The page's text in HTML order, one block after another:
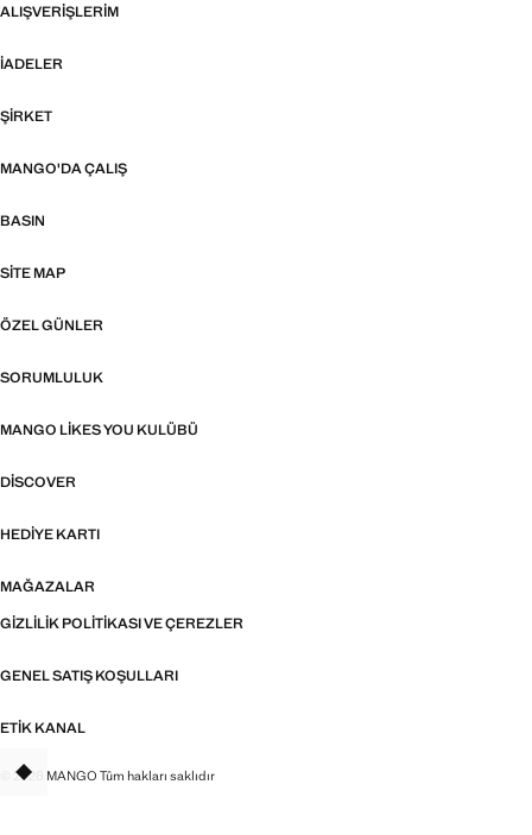
ALIŞVERIŞLERIM
İADELER
ŞIRKET
MANGO'DA ÇALIŞ
BASIN
SITE MAP
ÖZEL GÜNLER
SORUMLULUK
MANGO LIKES YOU KULÜBÜ
DISCOVER
HEDIYE KARTI
MAĞAZALAR
GIZLILIK POLITIKASI VE ÇEREZLER
GENEL SATIŞ KOŞULLARI
ETIK KANAL
© 2026 MANGO Tüm hakları saklıdır